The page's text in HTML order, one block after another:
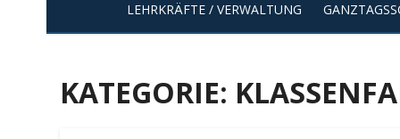
LEHRKRÄFTE / VERWALTUNG
KATEGORIE: